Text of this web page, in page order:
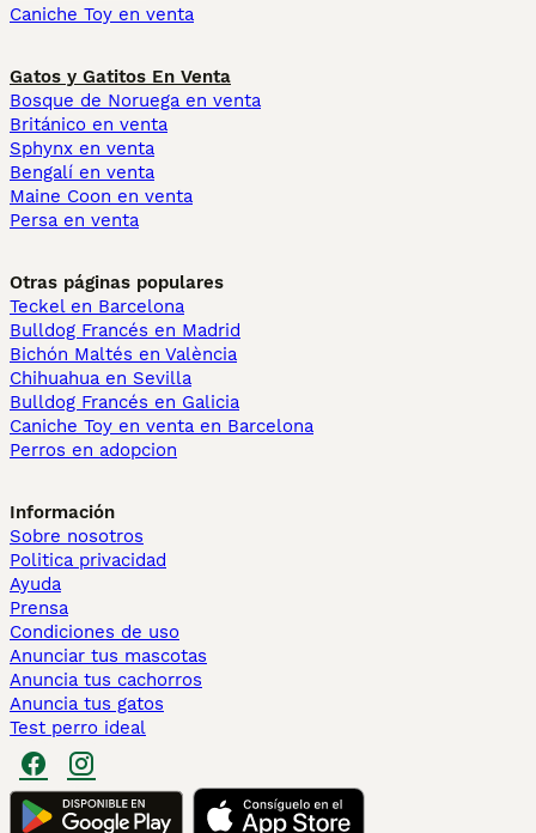
Caniche Toy en venta
Gatos y Gatitos En Venta
Bosque de Noruega en venta
Británico en venta
Sphynx en venta
Bengalí en venta
Maine Coon en venta
Persa en venta
Otras páginas populares
Teckel en Barcelona
Bulldog Francés en Madrid
Bichón Maltés en València
Chihuahua en Sevilla
Bulldog Francés en Galicia
Caniche Toy en venta en Barcelona
Perros en adopcion
Información
Sobre nosotros
Politica privacidad
Ayuda
Prensa
Condiciones de uso
Anunciar tus mascotas
Anuncia tus cachorros
Anuncia tus gatos
Test perro ideal